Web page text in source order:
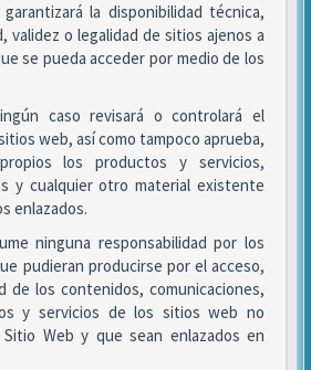
la disponibilidad técnica,
validez o legalidad de sitios ajenos a
se pueda acceder por medio de los
caso revisará o controlará el
web, así como tampoco aprueba,
los productos y servicios,
y cualquier otro material existente
enlazados.
ninguna responsabilidad por los
pudieran producirse por el acceso,
de los contenidos, comunicaciones,
y servicios de los sitios web no
Web y que sean enlazados en